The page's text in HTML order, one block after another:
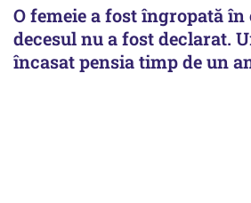
O femeie a fost îngropată
decesul nu a fost declarat.
încasat pensia timp de un